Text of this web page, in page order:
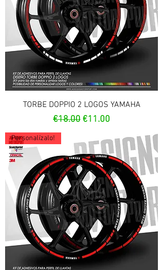
TORBE DOPPIO 2 LOGOS YAMAHA
Regular Price
€18.00Sale Price
€11.00
Personalízalo!